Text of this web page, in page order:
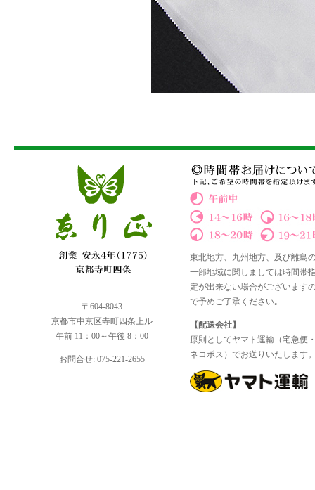
〒604-8043
京都市中京区寺町四条上ル
午前 11：00～午後 8：00
お問合せ: 075-221-2655
東北地方、九州地方、及び離島
一部地域に関しましては時間帯
定が出来ない場合がございます
で予めご了承ください｡
【配送会社】
原則としてヤマト運輸（宅急便
ネコポス）でお送りいたします